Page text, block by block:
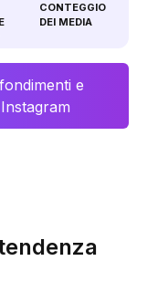
CONTEGGIO
DEI MEDIA
e